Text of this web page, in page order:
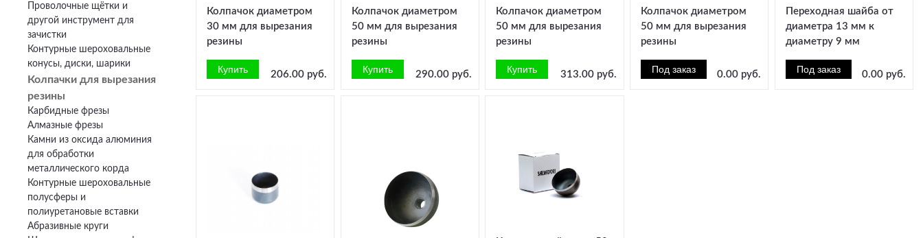
Колпачок диаметром
30 мм для вырезания
резины
206.00 руб.
Колпачок диаметром
50 мм для вырезания
резины
290.00 руб.
Колпачок диаметром
50 мм для вырезания
резины
313.00 руб.
Колпачок диаметром
50 мм для вырезания
резины
0.00 руб.
Переходная шайба от
диаметра 13 мм к
диаметру 9 мм
0.00 руб.
Проволочные щётки и
другой инструмент для
зачистки
Контурные шероховальные
конусы, диски, шарики
Колпачки для вырезания
резины
Карбидные фрезы
Алмазные фрезы
Камни из оксида алюминия
для обработки
металлического корда
Контурные шероховальные
полусферы и
полиуретановые вставки
Абразивные круги